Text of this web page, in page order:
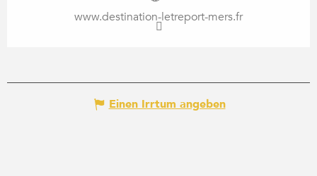
www.destination-letreport-mers.fr
Einen Irrtum angeben